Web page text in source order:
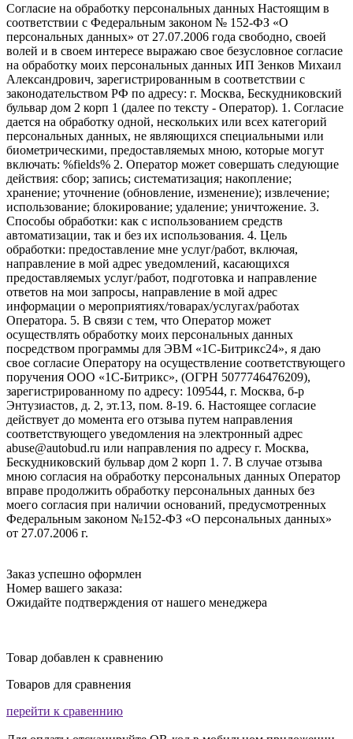
Согласие на обработку персональных данных Настоящим в
соответствии с Федеральным законом № 152-ФЗ «О
персональных данных» от 27.07.2006 года свободно, своей
волей и в своем интересе выражаю свое безусловное согласие
на обработку моих персональных данных ИП Зенков Михаил
Александрович, зарегистрированным в соответствии с
законодательством РФ по адресу: г. Москва, Бескудниковский
бульвар дом 2 корп 1 (далее по тексту - Оператор). 1. Согласие
дается на обработку одной, нескольких или всех категорий
персональных данных, не являющихся специальными или
биометрическими, предоставляемых мною, которые могут
включать: %fields% 2. Оператор может совершать следующие
действия: сбор; запись; систематизация; накопление;
хранение; уточнение (обновление, изменение); извлечение;
использование; блокирование; удаление; уничтожение. 3.
Способы обработки: как с использованием средств
автоматизации, так и без их использования. 4. Цель
обработки: предоставление мне услуг/работ, включая,
направление в мой адрес уведомлений, касающихся
предоставляемых услуг/работ, подготовка и направление
ответов на мои запросы, направление в мой адрес
информации о мероприятиях/товарах/услугах/работах
Оператора. 5. В связи с тем, что Оператор может
осуществлять обработку моих персональных данных
посредством программы для ЭВМ «1С-Битрикс24», я даю
свое согласие Оператору на осуществление соответствующего
поручения ООО «1С-Битрикс», (ОГРН 5077746476209),
зарегистрированному по адресу: 109544, г. Москва, б-р
Энтузиастов, д. 2, эт.13, пом. 8-19. 6. Настоящее согласие
действует до момента его отзыва путем направления
соответствующего уведомления на электронный адрес
abuse@autobud.ru или направления по адресу г. Москва,
Бескудниковский бульвар дом 2 корп 1. 7. В случае отзыва
мною согласия на обработку персональных данных Оператор
вправе продолжить обработку персональных данных без
моего согласия при наличии оснований, предусмотренных
Федеральным законом №152-ФЗ «О персональных данных»
от 27.07.2006 г.
Заказ успешно оформлен
Номер вашего заказа:
Ожидайте подтверждения от нашего менеджера
Товар добавлен к сравнению
Товаров для сравнения
перейти к сравеннию